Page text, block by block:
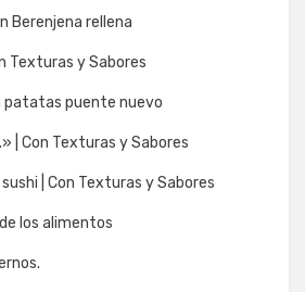
Berenjena rellena
Texturas y Sabores
patatas puente nuevo
| Con Texturas y Sabores
| Con Texturas y Sabores
los alimentos